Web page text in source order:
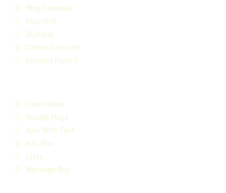
Blog Carousel
Blog Grid
Buttons
Clients Carousel
Contact Form 7
Countdown
Google Maps
Icon With Text
Info Box
Lists
Message Box